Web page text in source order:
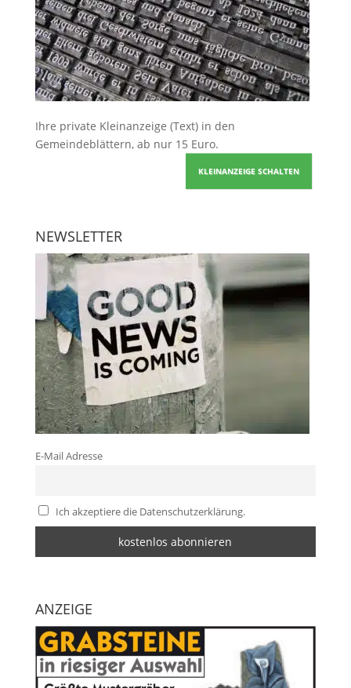
Ihre private Kleinanzeige (Text) in den
Gemeindeblättern, ab nur 15 Euro.
KLEINANZEIGE SCHALTEN
NEWSLETTER
E-Mail Adresse
Ich akzeptiere die Datenschutzerklärung.
ANZEIGE